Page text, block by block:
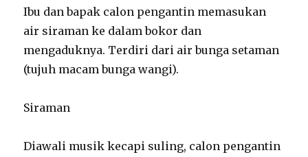
Ibu dan bapak calon pengantin memasukan
air siraman ke dalam bokor dan
mengaduknya. Terdiri dari air bunga setaman
(tujuh macam bunga wangi).
Siraman
Diawali musik kecapi suling, calon pengantin